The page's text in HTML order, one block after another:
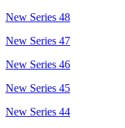
New Series 48
New Series 47
New Series 46
New Series 45
New Series 44